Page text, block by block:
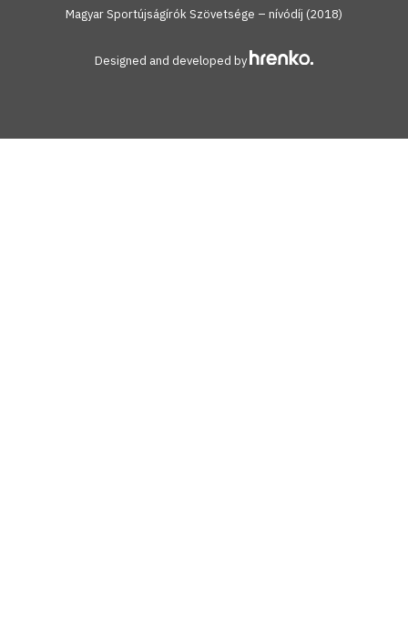
Magyar Sportújságírók Szövetsége – nívódíj (2018)
Designed and developed by